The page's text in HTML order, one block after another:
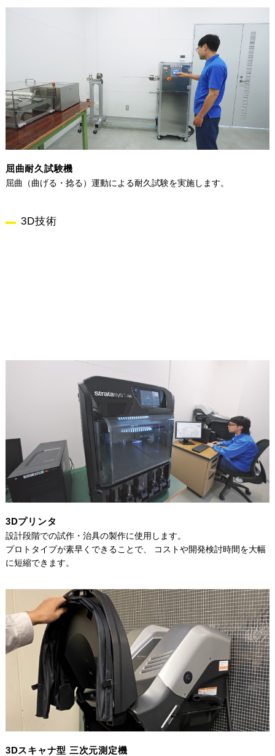
屈曲耐久試験機
屈曲（曲げる・捻る）運動による耐久試験を実施します。
3D技術
3Dプリンタ
設計段階での試作・治具の製作に使用します。
プロトタイプが素早くできることで、 コストや開発検討時間を大幅
に短縮できます。
3Dスキャナ型 三次元測定機